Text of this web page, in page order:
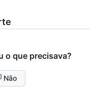
o que precisava?
Não